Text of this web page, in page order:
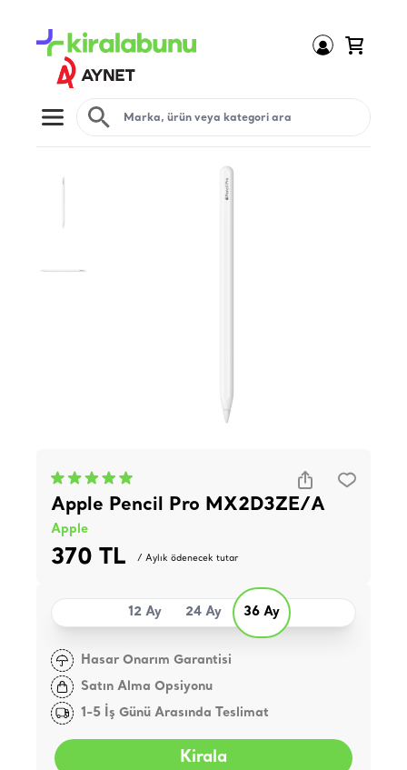
Open menu
Apple Pencil Pro MX2D3ZE/A
Apple
370 TL / Aylık ödenecek tutar
12 Ay 24 Ay 36 Ay
Hasar Onarım Garantisi
Satın Alma Opsiyonu
1-5 İş Günü Arasında Teslimat
Kirala